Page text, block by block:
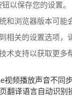
钮以保存您的设置。
和浏览器版本可能
相关的设置选项，
术支持以获取更多
视频播放声音不同
翻译语言自动识别